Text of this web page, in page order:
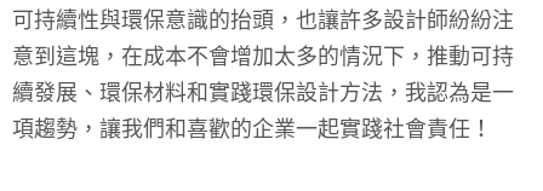
可持續性與環保意識的抬頭，也讓許多設計師紛紛注
意到這塊，在成本不會增加太多的情況下，推動可持
續發展、環保材料和實踐環保設計方法，我認為是一
項趨勢，讓我們和喜歡的企業一起實踐社會責任！